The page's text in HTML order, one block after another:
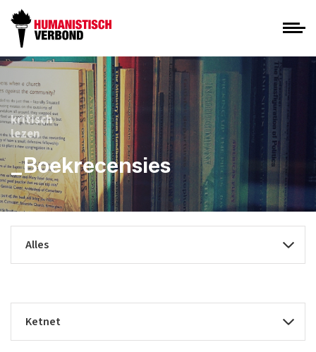
kritisch
lezen
_Boekrecensies